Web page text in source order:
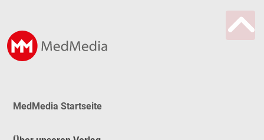
MedMedia Startseite